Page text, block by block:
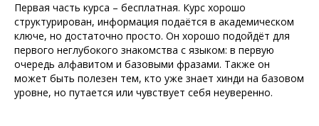
Первая часть курса – бесплатная. Курс хорошо
структурирован, информация подаётся в академическом
ключе, но достаточно просто. Он хорошо подойдёт для
первого неглубокого знакомства с языком: в первую
очередь алфавитом и базовыми фразами. Также он
может быть полезен тем, кто уже знает хинди на базовом
уровне, но путается или чувствует себя неуверенно.